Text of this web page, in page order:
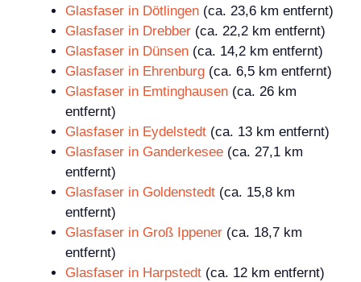
Glasfaser in Dötlingen (ca. 23,6 km entfernt)
Glasfaser in Drebber (ca. 22,2 km entfernt)
Glasfaser in Dünsen (ca. 14,2 km entfernt)
Glasfaser in Ehrenburg (ca. 6,5 km entfernt)
Glasfaser in Emtinghausen (ca. 26 km
entfernt)
Glasfaser in Eydelstedt (ca. 13 km entfernt)
Glasfaser in Ganderkesee (ca. 27,1 km
entfernt)
Glasfaser in Goldenstedt (ca. 15,8 km
entfernt)
Glasfaser in Groß Ippener (ca. 18,7 km
entfernt)
Glasfaser in Harpstedt (ca. 12 km entfernt)